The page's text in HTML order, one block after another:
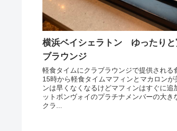
横浜ベイシェラトン ゆったりと
ブラウンジ
軽食タイムにクラブラウンジで提供される
15時から軽食タイムマフィンとマカロンが
ンは早くなくなるけどマフィンはすぐに追
ットボンヴォイのプラチナメンバーの大き
クラ...